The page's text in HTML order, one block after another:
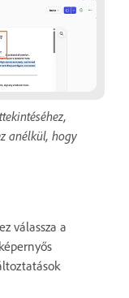
anélkül, hogy
válassza a